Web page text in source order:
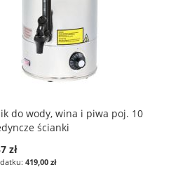
do wody, wina i piwa poj. 10
ścianki
zł
419,00 zł